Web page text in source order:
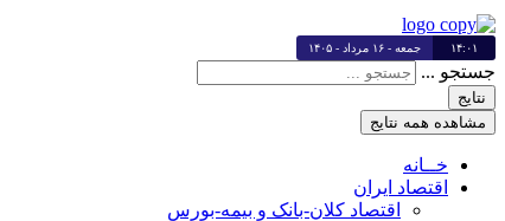
۱۴:۰۱ جمعه - ۱۶ مرداد - ۱۴۰۵
جستجو ...
نتایج
مشاهده همه نتایج
خــانه
اقتصاد ایران
اقتصاد کلان-بانک و بیمه-بورس